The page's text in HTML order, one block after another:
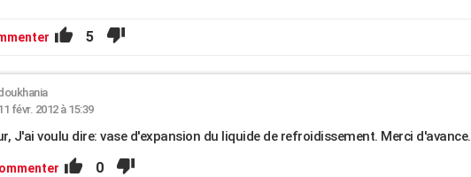
5
févr. 2012 à 15:39
J'ai voulu dire: vase d'expansion du liquide de refroidissement. Merci d'avance.
0